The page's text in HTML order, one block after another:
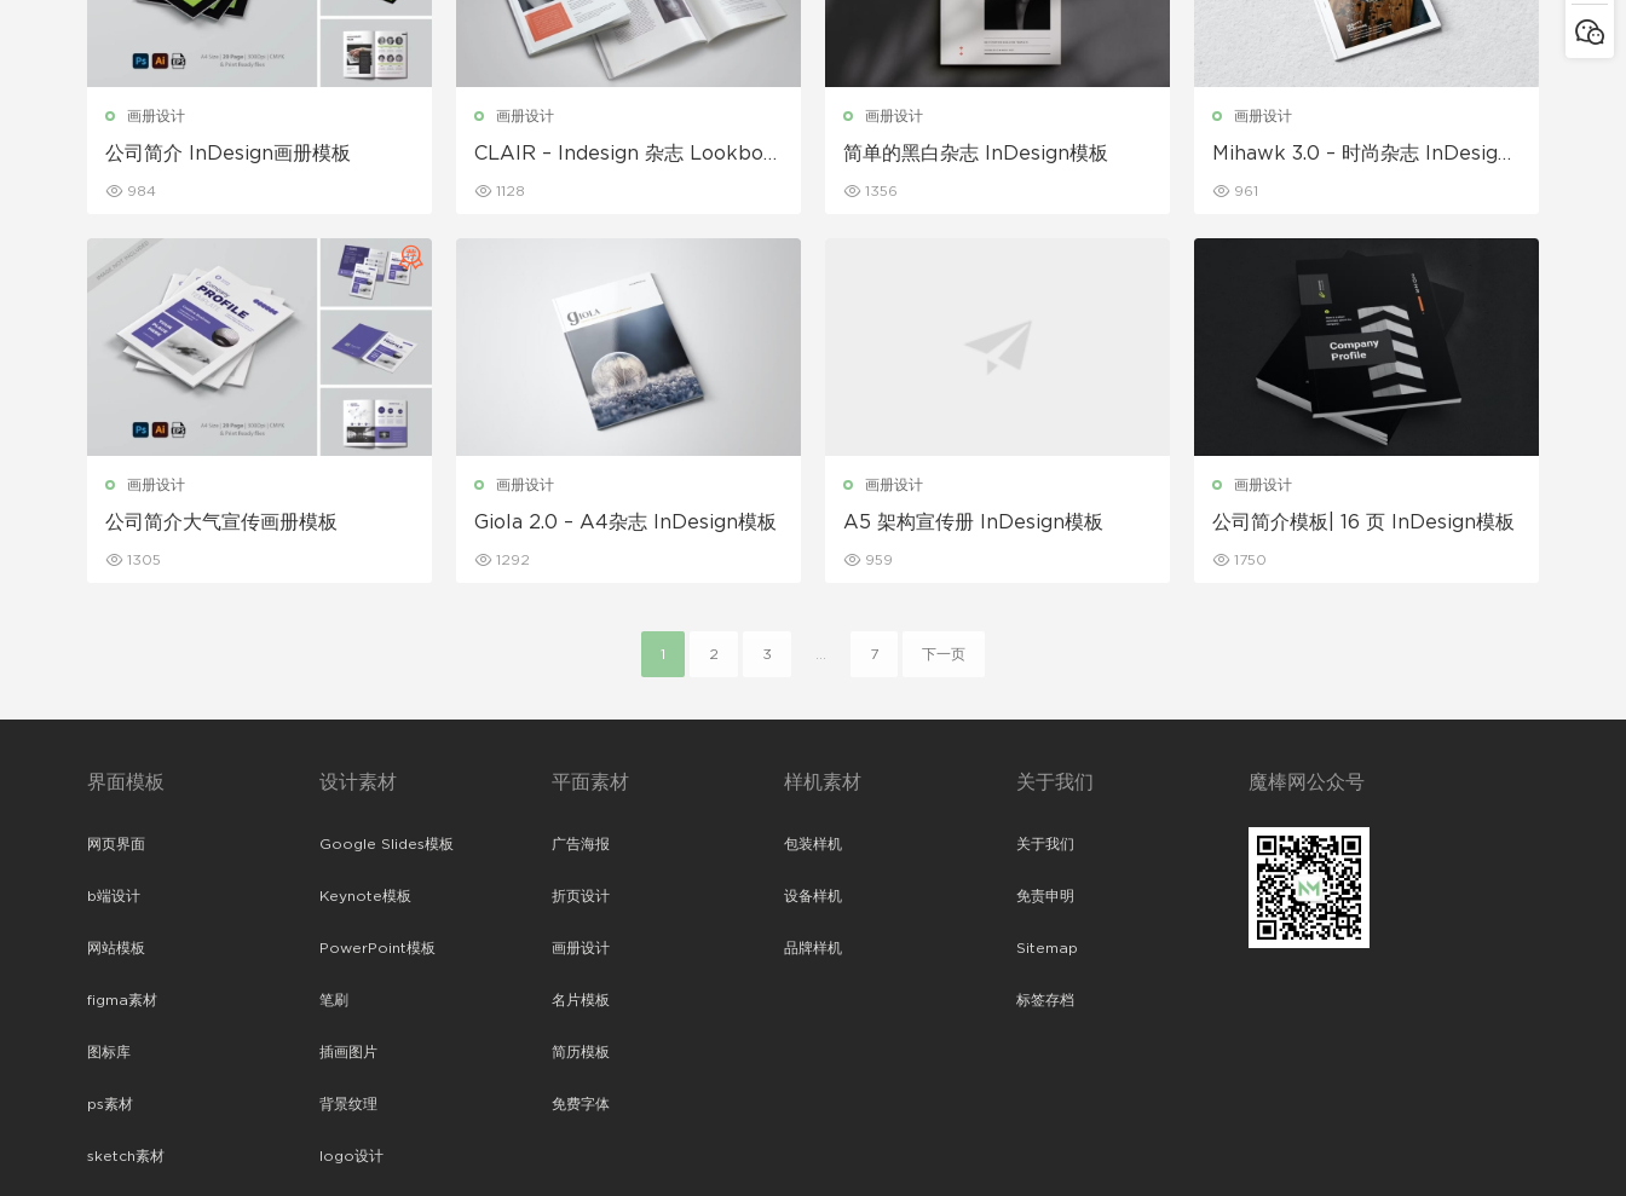
画册设计
公司简介 InDesign画册模板
984
画册设计
CLAIR – Indesign 杂志 Lookboo
1128
画册设计
简单的黑白杂志 InDesign模板
1356
画册设计
Mihawk 3.0 – 时尚杂志 InDesign
961
画册设计
公司简介大气宣传画册模板
1305
画册设计
Giola 2.0 – A4杂志 InDesign模板
1292
画册设计
A5 架构宣传册 InDesign模板
959
画册设计
公司简介模板| 16 页 InDesign模板
1750
1 2 3 7 下一页
界面模板
网页界面
b端设计
网站模板
figma素材
图标库
ps素材
sketch素材
设计素材
Google Slides模板
Keynote模板
PowerPoint模板
笔刷
插画图片
背景纹理
logo设计
平面素材
广告海报
折页设计
画册设计
名片模板
简历模板
免费字体
样机素材
包装样机
设备样机
品牌样机
关于我们
关于我们
免责申明
Sitemap
标签存档
魔棒网公众号